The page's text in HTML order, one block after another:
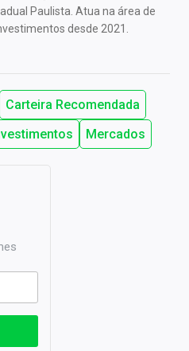
Paulista. Atua na área de
desde 2021.
Carteira Recomendada
Mercados